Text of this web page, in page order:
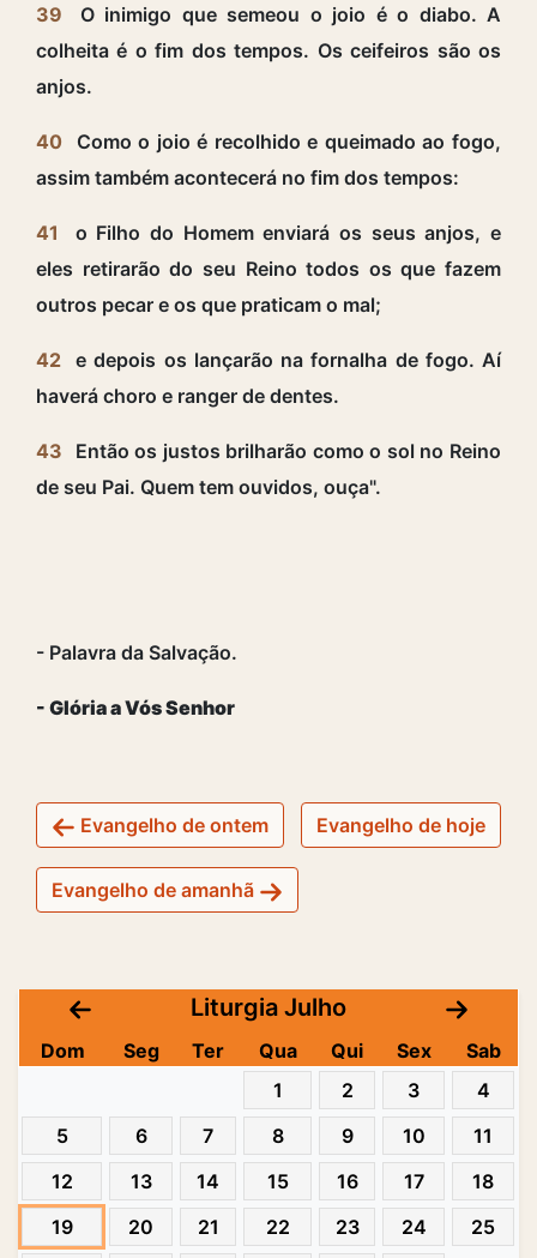
39
O inimigo que semeou o joio é o diabo. A
colheita é o fim dos tempos. Os ceifeiros são os
anjos.
40
Como o joio é recolhido e queimado ao fogo,
assim também acontecerá no fim dos tempos:
41
o Filho do Homem enviará os seus anjos, e
eles retirarão do seu Reino todos os que fazem
outros pecar e os que praticam o mal;
42 e depois os lançarão na fornalha de fogo. Aí
haverá choro e ranger de dentes.
43
Então os justos brilharão como o sol no Reino
de seu Pai. Quem tem ouvidos, ouça".
- Palavra da Salvação.
- Glória a Vós Senhor
Evangelho de ontem Evangelho de hoje
Evangelho de amanhã
Liturgia Julho
Dom Seg Ter Qua Qui Sex
Sab
1
2 3
4
5
6 7 8 9 10
11
12
13 14 15 16 17
18
19
20 21 22 23 24
25